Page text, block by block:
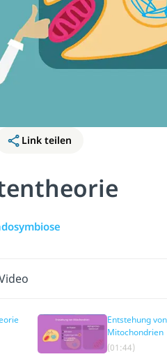
Link teilen
Entstehung von
Mitochondrien
(01:44)